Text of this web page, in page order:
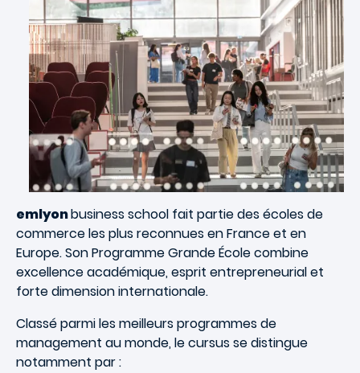
emlyonbusiness school fait partie des écoles de
commerce les plus reconnues en France et en
Europe. Son Programme Grande École combine
excellence académique, esprit entrepreneurial et
forte dimension internationale.
Classé parmi les meilleurs programmes de
management au monde, le cursus se distingue
notamment par :